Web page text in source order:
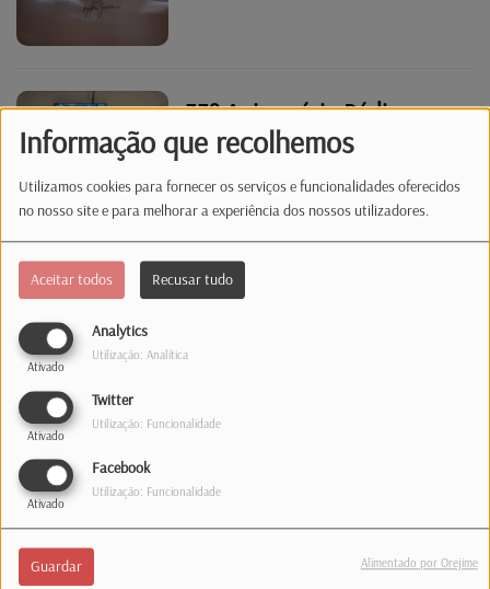
Informação que recolhemos
Utilizamos cookies para fornecer os serviços e funcionalidades oferecidos
no nosso site e para melhorar a experiência dos nossos utilizadores.
Aceitar todos Recusar tudo
Analytics
Ativado
Utilização: Analítica
Twitter
Ativado
Utilização: Funcionalidade
Facebook
Ativado
Utilização: Funcionalidade
Guardar Alimentado por Orejime
33º Aniversário Rádio
Latina - Portas Abertas 5
Out 2025
Luxemburgo já tem novo
Showcase